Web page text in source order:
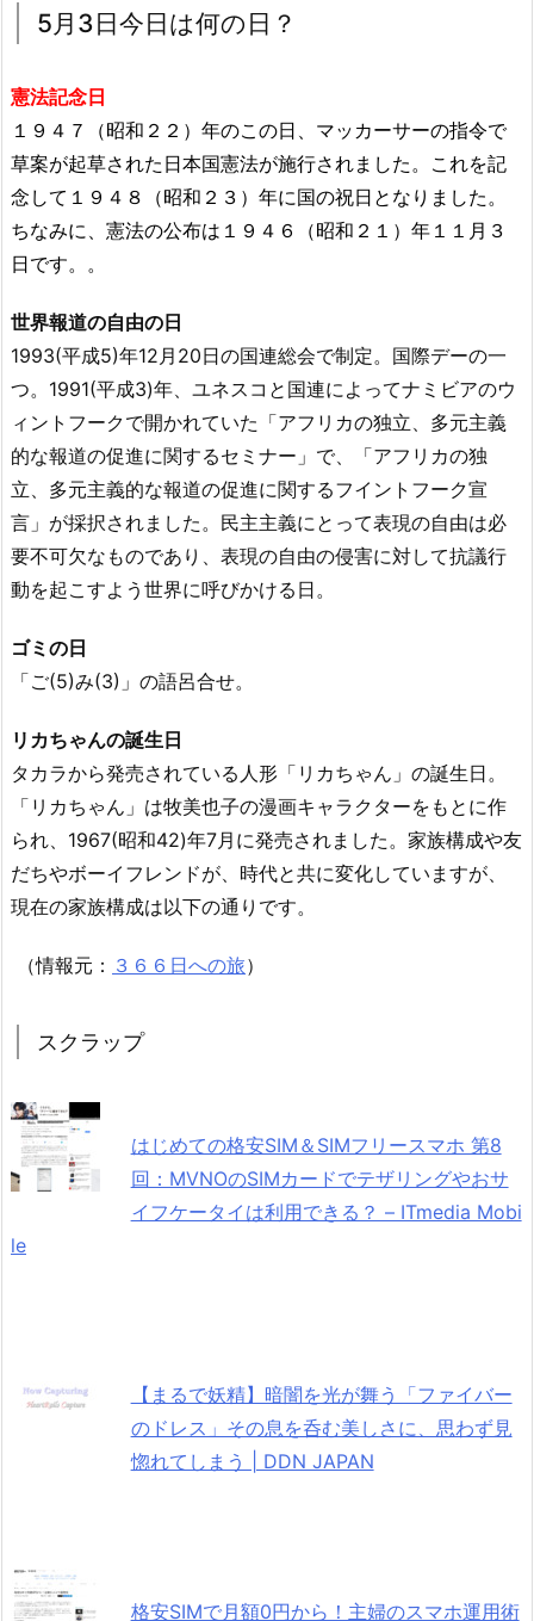
5月3日今日は何の日？
憲法記念日
１９４７（昭和２２）年のこの日、マッカーサーの指令で
草案が起草された日本国憲法が施行されました。これを記
念して１９４８（昭和２３）年に国の祝日となりました。
ちなみに、憲法の公布は１９４６（昭和２１）年１１月３
日です。。
世界報道の自由の日
1993(平成5)年12月20日の国連総会で制定。国際デーの一
つ。1991(平成3)年、ユネスコと国連によってナミビアのウ
ィントフークで開かれていた「アフリカの独立、多元主義
的な報道の促進に関するセミナー」で、「アフリカの独
立、多元主義的な報道の促進に関するフイントフーク宣
言」が採択されました。民主主義にとって表現の自由は必
要不可欠なものであり、表現の自由の侵害に対して抗議行
動を起こすよう世界に呼びかける日。
ゴミの日
「ご(5)み(3)」の語呂合せ。
リカちゃんの誕生日
タカラから発売されている人形「リカちゃん」の誕生日。
「リカちゃん」は牧美也子の漫画キャラクターをもとに作
られ、1967(昭和42)年7月に発売されました。家族構成や友
だちやボーイフレンドが、時代と共に変化していますが、
現在の家族構成は以下の通りです。
（情報元： ３６６日への旅）
スクラップ
はじめての格安SIM＆SIMフリースマホ 第8
回：MVNOのSIMカードでテザリングやおサ
イフケータイは利用できる？ – ITmedia Mobi
le
【まるで妖精】暗闇を光が舞う「ファイバー
のドレス」その息を呑む美しさに、思わず見
惚れてしまう | DDN JAPAN
格安SIMで月額0円から！主婦のスマホ運用術